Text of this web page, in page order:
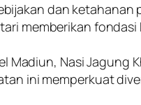
dan
memberikan
Nasi Jagung
ini memperkuat